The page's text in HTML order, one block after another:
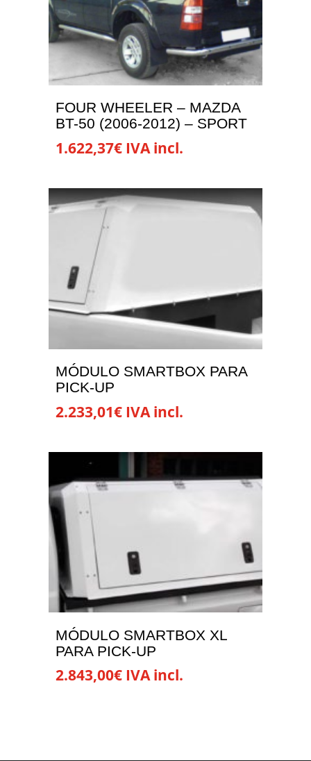
opciones
se
pueden
en
la
página
producto
FOUR WHEELER – MAZDA
BT-50 (2006-2012) – SPORT
1.622,37€ IVA incl.
MÓDULO SMARTBOX PARA
PICK-UP
2.233,01€ IVA incl.
MÓDULO SMARTBOX XL
PARA PICK-UP
2.843,00€ IVA incl.